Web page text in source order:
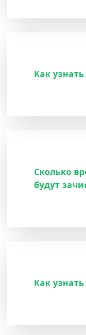
Как
Сколько
будут
Как